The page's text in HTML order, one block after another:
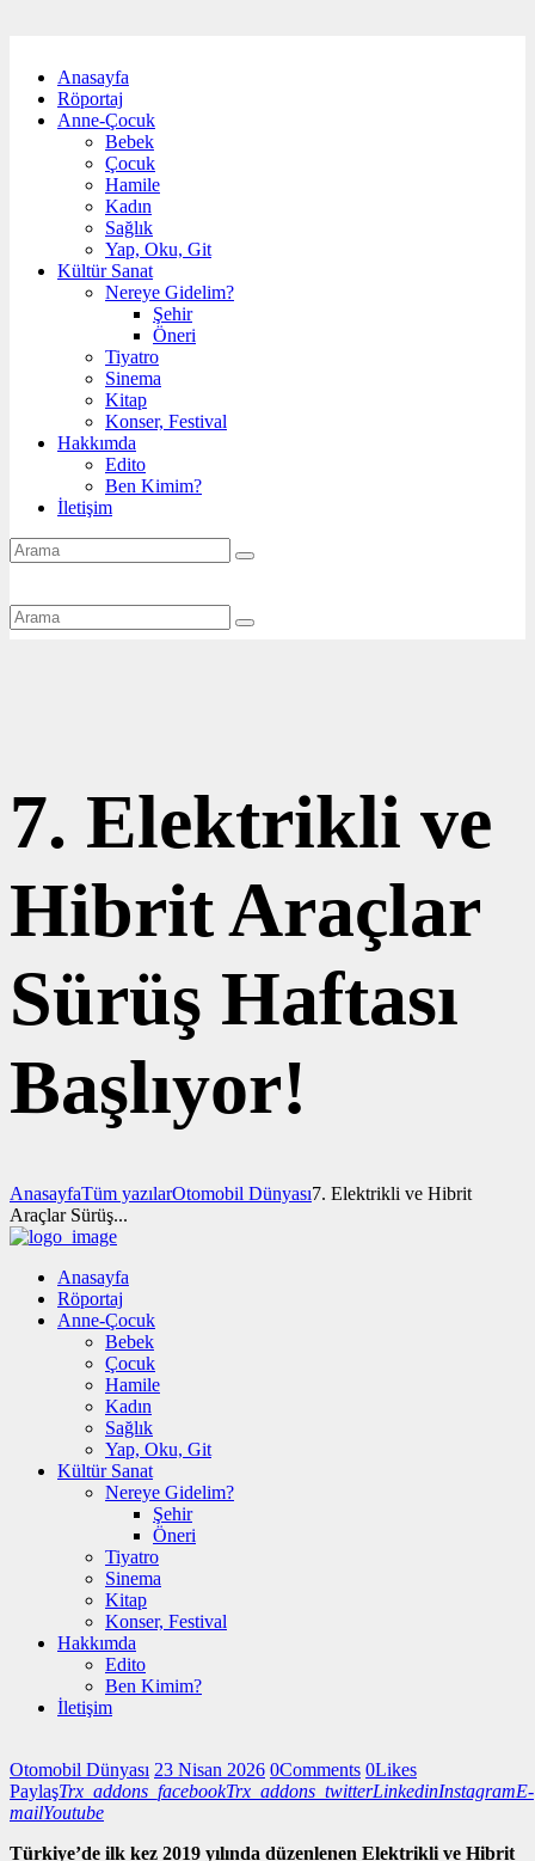
Anasayfa
Röportaj
Anne-Çocuk
Bebek
Çocuk
Hamile
Kadın
Sağlık
Yap, Oku, Git
Kültür Sanat
Nereye Gidelim?
Şehir
Öneri
Tiyatro
Sinema
Kitap
Konser, Festival
Hakkımda
Edito
Ben Kimim?
İletişim
7. Elektrikli ve
Hibrit Araçlar
Sürüş Haftası
Başlıyor!
AnasayfaTüm yazılarOtomobil Dünyası7. Elektrikli ve Hibrit
Araçlar Sürüş...
Anasayfa
Röportaj
Anne-Çocuk
Bebek
Çocuk
Hamile
Kadın
Sağlık
Yap, Oku, Git
Kültür Sanat
Nereye Gidelim?
Şehir
Öneri
Tiyatro
Sinema
Kitap
Konser, Festival
Hakkımda
Edito
Ben Kimim?
İletişim
Otomobil Dünyası 23 Nisan 2026 0Comments 0Likes
PaylaşTrx_addons_facebookTrx_addons_twitterLinkedinInstagramE-
mailYoutube
Türkiye’de ilk kez 2019 yılında düzenlenen Elektrikli ve Hibrit